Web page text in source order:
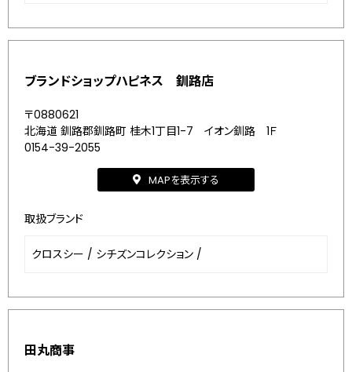
ブランドショップハピネス 釧路店
〒0880621
北海道 釧路郡釧路町 桂木1丁目1-7 イオン釧路 1Ｆ
0154-39-2055
MAPを表示する
取扱ブランド
クロスシー / シチズンコレクション /
田丸商事